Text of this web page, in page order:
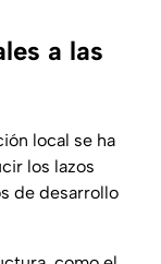
a las
local se ha
los lazos
de desarrollo